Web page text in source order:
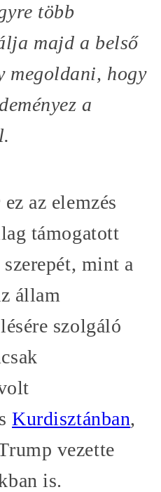
több
majd a belső
megoldani, hogy
a
az elemzés
támogatott
mint a
állam
szolgáló
Kurdisztánban,
vezette
is.